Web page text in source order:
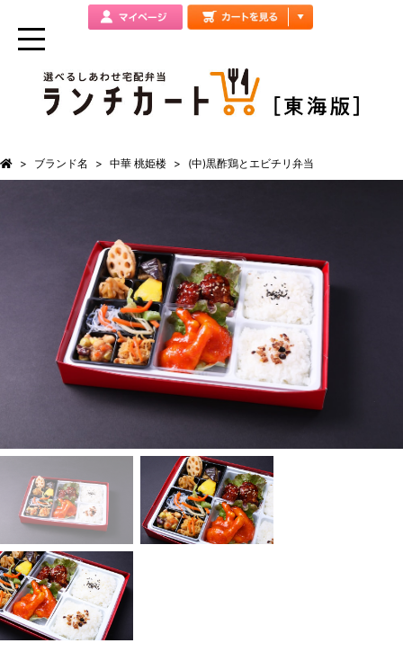
ブランド名 中華 桃姫楼 (中)黒酢鶏とエビチリ弁当